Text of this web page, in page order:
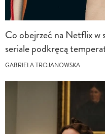
Co obejrzeć na Netflix
seriale podkręcą
GABRIELA TROJANOWSKA